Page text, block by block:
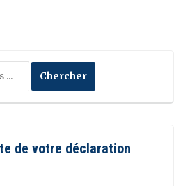
de votre déclaration